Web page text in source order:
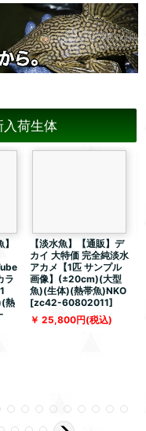
荷生体
ラ
熱
【淡水魚】【通販】デ
カイ 大特価 完全純淡水
アカメ【1匹 サンプル
画像】(±20cm)(大型
魚)(生体)(熱帯魚)NKO
[zc42-60802011]
25,800円(税込)